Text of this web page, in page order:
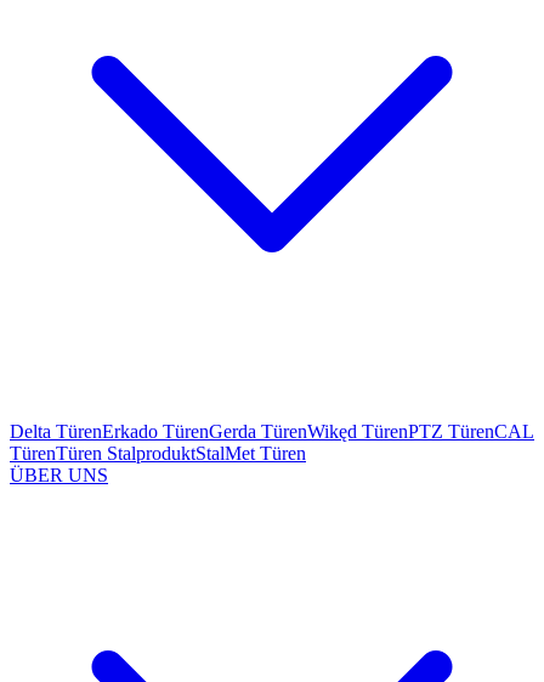
Delta TürenErkado TürenGerda TürenWikęd TürenPTZ TürenCAL
TürenTüren StalproduktStalMet Türen
ÜBER UNS